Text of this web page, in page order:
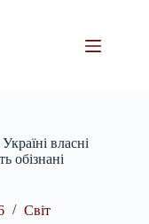
власні
обізнані
Світ